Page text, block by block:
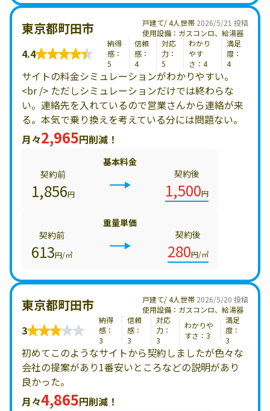
2026/5/21 投稿
東京都町田市
戸建て/ 4人世帯
使用設備：ガスコンロ、給湯器
4.4
納得
感：
5
信頼
感：
4
対応
力：
5
わかり
やす
さ：4
満足
度：
4
サイトの料金シミュレーションがわかりやすい。
<br /> ただしシミュレーションだけでは終わらな
い。連絡先を入れているので営業さんから連絡が来
る。本気で乗り換えを考えている分には問題ない。
月々2,965円削減！
基本料金
契約前
1,856円
契約後
1,500円
重量単価
契約前
613円/㎥
契約後
280円/㎥
2026/5/20 投稿
東京都町田市
戸建て/ 4人世帯
使用設備：ガスコンロ、給湯器
3
納得
感：
3
信頼
感：
3
対応
力：
3
わかりや
すさ：3
満足
度：
3
初めてこのようなサイトから契約しましたが色々な
会社の提案があり1番安いところなどの説明があり
良かった。
月々4,865円削減！